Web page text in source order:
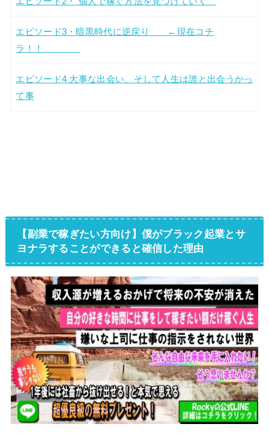
エピソード3・暗黒時代に逆戻り ←現在コチ
ラ！！
エピソード4 大事な出会い、そして人生は誰と出会うかっ
て事
【副業で稼ぎたい方向け】僕がブラック起業とサ
ヨナラすることができると確信した理由